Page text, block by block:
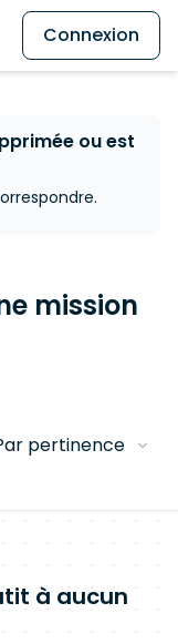
Connexion
ou est
mission
à aucun